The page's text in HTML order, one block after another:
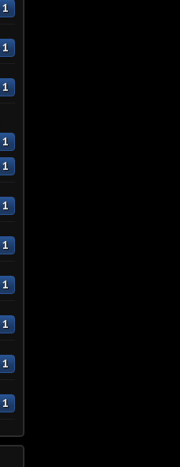
1
1
1
1
1
1
1
1
1
1
1